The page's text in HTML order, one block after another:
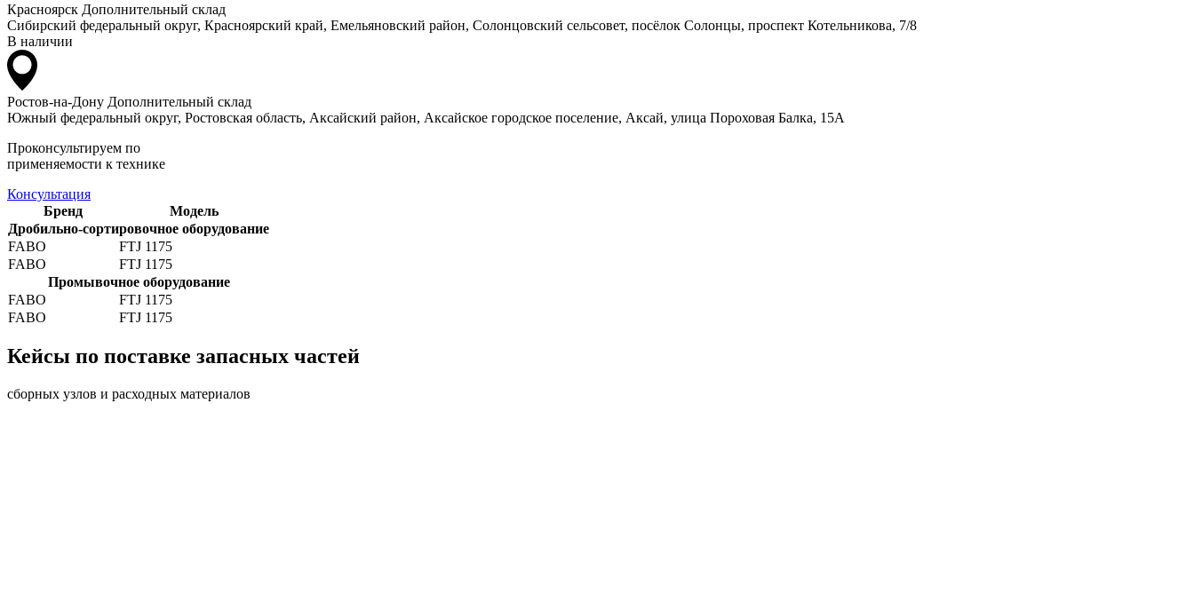
Красноярск Дополнительный склад
Сибирский федеральный округ, Красноярский край, Емельяновский район, Солонцовский сельсовет, посёлок Солонцы, проспект Котельникова, 7/8
В наличии
Ростов-на-Дону Дополнительный склад
Южный федеральный округ, Ростовская область, Аксайский район, Аксайское городское поселение, Аксай, улица Пороховая Балка, 15А
Проконсультируем по
применяемости к технике
Консультация
Бренд
Модель
Дробильно-сортировочное оборудование
FABO
FTJ 1175
FABO
FTJ 1175
Промывочное оборудование
FABO
FTJ 1175
FABO
FTJ 1175
Кейсы по поставке запасных частей
сборных узлов и расходных материалов